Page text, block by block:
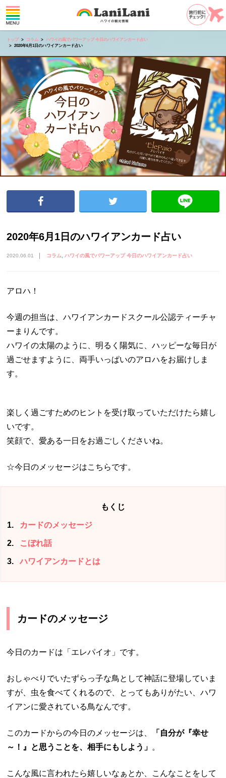
トップ コラム
ハワイの風でパワーアップ 今日のハワイアンカード占い
2020年6月1日のハワイアンカード占い
2020年6月1日のハワイアンカード占い
2020.06.01 コラム ハワイの風でパワーアップ 今日のハワイアンカード占い
アロハ！
今週の担当は、ハワイアンカードスクール公認ティーチャ
ーまりんです。
ハワイの太陽のように、明るく陽気に、ハッピーな毎日が
過ごせますように、両手いっぱいのアロハをお届けしま
す。
楽しく過ごすためのヒントを受け取っていただけたら嬉し
いです。
笑顔で、愛ある一日をお過ごしくださいね。
☆今日のメッセージはこちらです。
もくじ
1 カードのメッセージ
2 こぼれ話
3 ハワイアンカードとは
カードのメッセージ
今日のカードは「エレパイオ」です。
おしゃべりでいたずらっ子な鳥として神話に登場していま
すが、虫を食べてくれるので、とってもありがたい、ハワ
イアンに愛されている鳥なんです。
このカードからの今日のメッセージは、
「自分が『幸せ
～！』と思うことを、相手にもしよう」 。
こんな風に言われたら嬉しいなぁとか、こんなことをして